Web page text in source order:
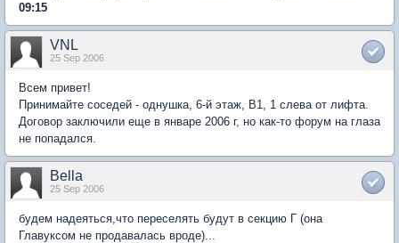
09:15
VNL
25 Sep 2006
Всем привет!
Принимайте соседей - однушка, 6-й этаж, В1, 1 слева от лифта.
Договор заключили еще в январе 2006 г, но как-то форум на глаза
не попадался.
Bella
25 Sep 2006
будем надеяться,что переселять будут в секцию Г (она
Главуксом не продавалась вроде)...